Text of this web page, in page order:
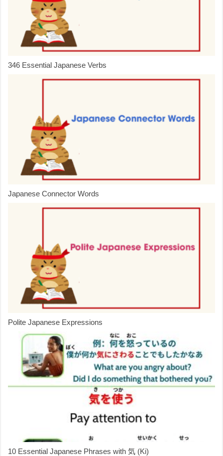
346 Essential Japanese Verbs
Japanese Connector Words
Polite Japanese Expressions
10 Essential Japanese Phrases with 気 (Ki)